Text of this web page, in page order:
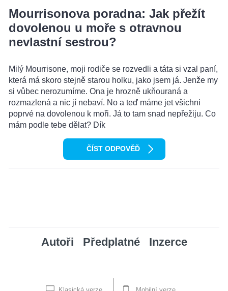
Mourrisonova poradna: Jak přežít
dovolenou u moře s otravnou
nevlastní sestrou?
Milý Mourrisone, moji rodiče se rozvedli a táta si vzal paní,
která má skoro stejně starou holku, jako jsem já. Jenže my
si vůbec nerozumíme. Ona je hrozně ukňouraná a
rozmazlená a nic jí nebaví. No a teď máme jet všichni
poprvé na dovolenou k moři. Já to tam snad nepřežiju. Co
mám podle tebe dělat? Dík
ČÍST ODPOVĚĎ
Autoři Předplatné Inzerce